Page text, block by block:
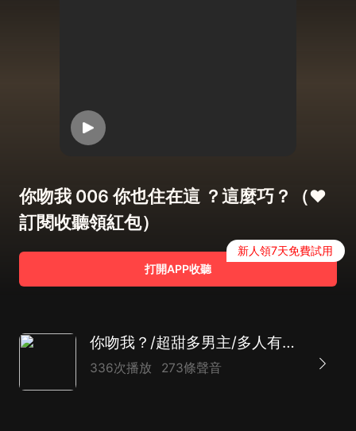
你吻我 006 你也住在這 ？這麼巧？（❤
訂閱收聽領紅包）
打開APP收聽
新人領7天免費試用
你吻我？/超甜多男主/多人有聲/一段從青蔥校園到事業有成的感情
336次播放 273條聲音